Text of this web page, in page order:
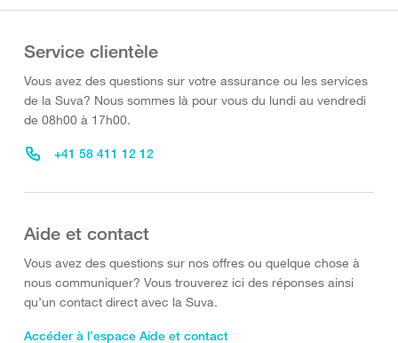
Service clientèle
Vous avez des questions sur votre assurance ou les services
de la Suva? Nous sommes là pour vous du lundi au vendredi
de 08h00 à 17h00.
+41 58 411 12 12
Aide et contact
Vous avez des questions sur nos offres ou quelque chose à
nous communiquer? Vous trouverez ici des réponses ainsi
qu’un contact direct avec la Suva.
Accéder à l’espace Aide et contact